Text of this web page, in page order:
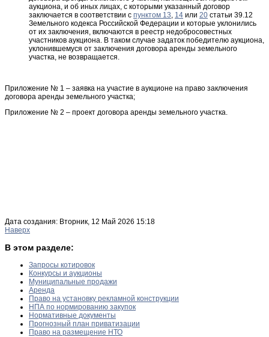
аукциона, и об иных лицах, с которыми указанный договор
заключается в соответствии с пунктом 13, 14 или 20 статьи 39.12
Земельного кодекса Российской Федерации и которые уклонились
от их заключения, включаются в реестр недобросовестных
участников аукциона. В таком случае задаток победителю аукциона,
уклонившемуся от заключения договора аренды земельного
участка, не возвращается.
Приложение № 1 – заявка на участие в аукционе на право заключения
договора аренды земельного участка;
Приложение № 2 – проект договора аренды земельного участка.
Дата создания: Вторник, 12 Май 2026 15:18
Наверх
В этом разделе:
Запросы котировок
Конкурсы и аукционы
Муниципальные продажи
Аренда
Право на установку рекламной конструкции
НПА по нормированию закупок
Нормативные документы
Прогнозный план приватизации
Право на размещение НТО